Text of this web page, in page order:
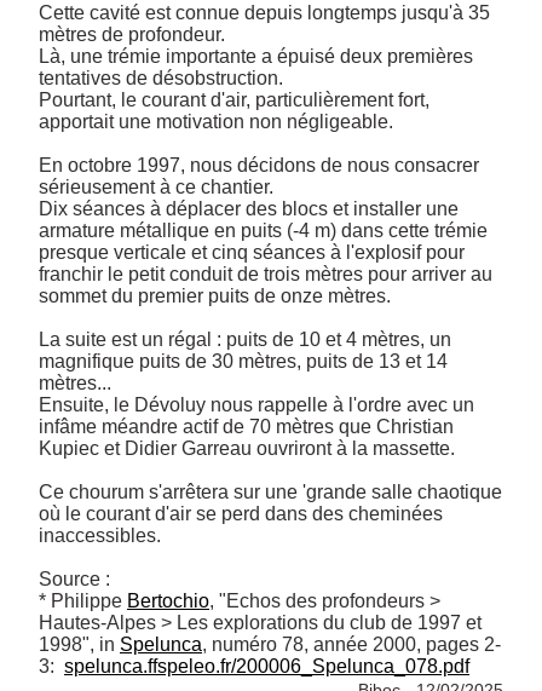
Cette cavité est connue depuis longtemps jusqu'à 35
mètres de profondeur.
Là, une trémie importante a épuisé deux premières
tentatives de désobstruction.
Pourtant, le courant d'air, particulièrement fort,
apportait une motivation non négligeable.
En octobre 1997, nous décidons de nous consacrer
sérieusement à ce chantier.
Dix séances à déplacer des blocs et installer une
armature métallique en puits (-4 m) dans cette trémie
presque verticale et cinq séances à l'explosif pour
franchir le petit conduit de trois mètres pour arriver au
sommet du premier puits de onze mètres.
La suite est un régal : puits de 10 et 4 mètres, un
magnifique puits de 30 mètres, puits de 13 et 14
mètres...
Ensuite, le Dévoluy nous rappelle à l'ordre avec un
infâme méandre actif de 70 mètres que Christian
Kupiec et Didier Garreau ouvriront à la massette.
Ce chourum s'arrêtera sur une 'grande salle chaotique
où le courant d'air se perd dans des cheminées
inaccessibles.
Source :
* Philippe Bertochio, "Echos des profondeurs >
Hautes-Alpes > Les explorations du club de 1997 et
1998", in Spelunca, numéro 78, année 2000, pages 2-
3: spelunca.ffspeleo.fr/200006_Spelunca_078.pdf